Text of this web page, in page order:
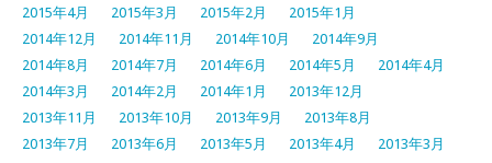
2015年4月
2015年3月 2015年2月
2015年1月
2014年12月
2014年11月 2014年10月
2014年9月
2014年8月
2014年7月 2014年6月 2014年5月
2014年4月
2014年3月
2014年2月 2014年1月
2013年12月
2013年11月
2013年10月 2013年9月
2013年8月
2013年7月
2013年6月 2013年5月 2013年4月
2013年3月